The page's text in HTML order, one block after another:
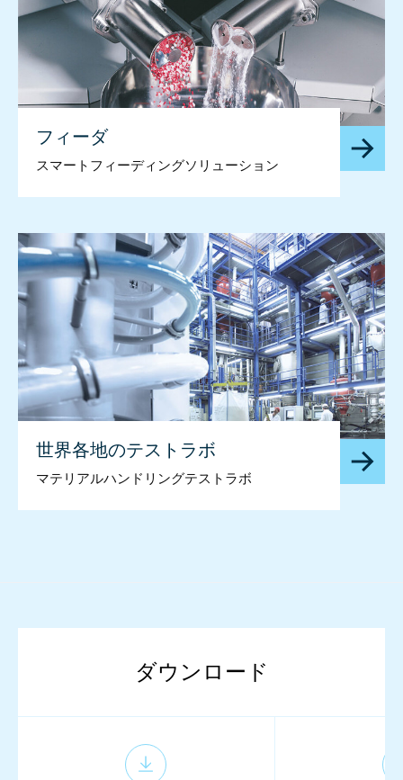
フィーダ
スマートフィーディングソリューション
世界各地のテストラボ
マテリアルハンドリングテストラボ
ダウンロード